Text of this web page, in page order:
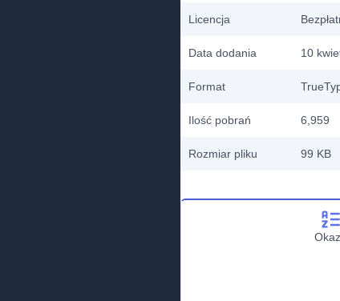
Licencja
Data dodania 10
Format
Ilość pobrań 6,959
Rozmiar pliku 99 KB